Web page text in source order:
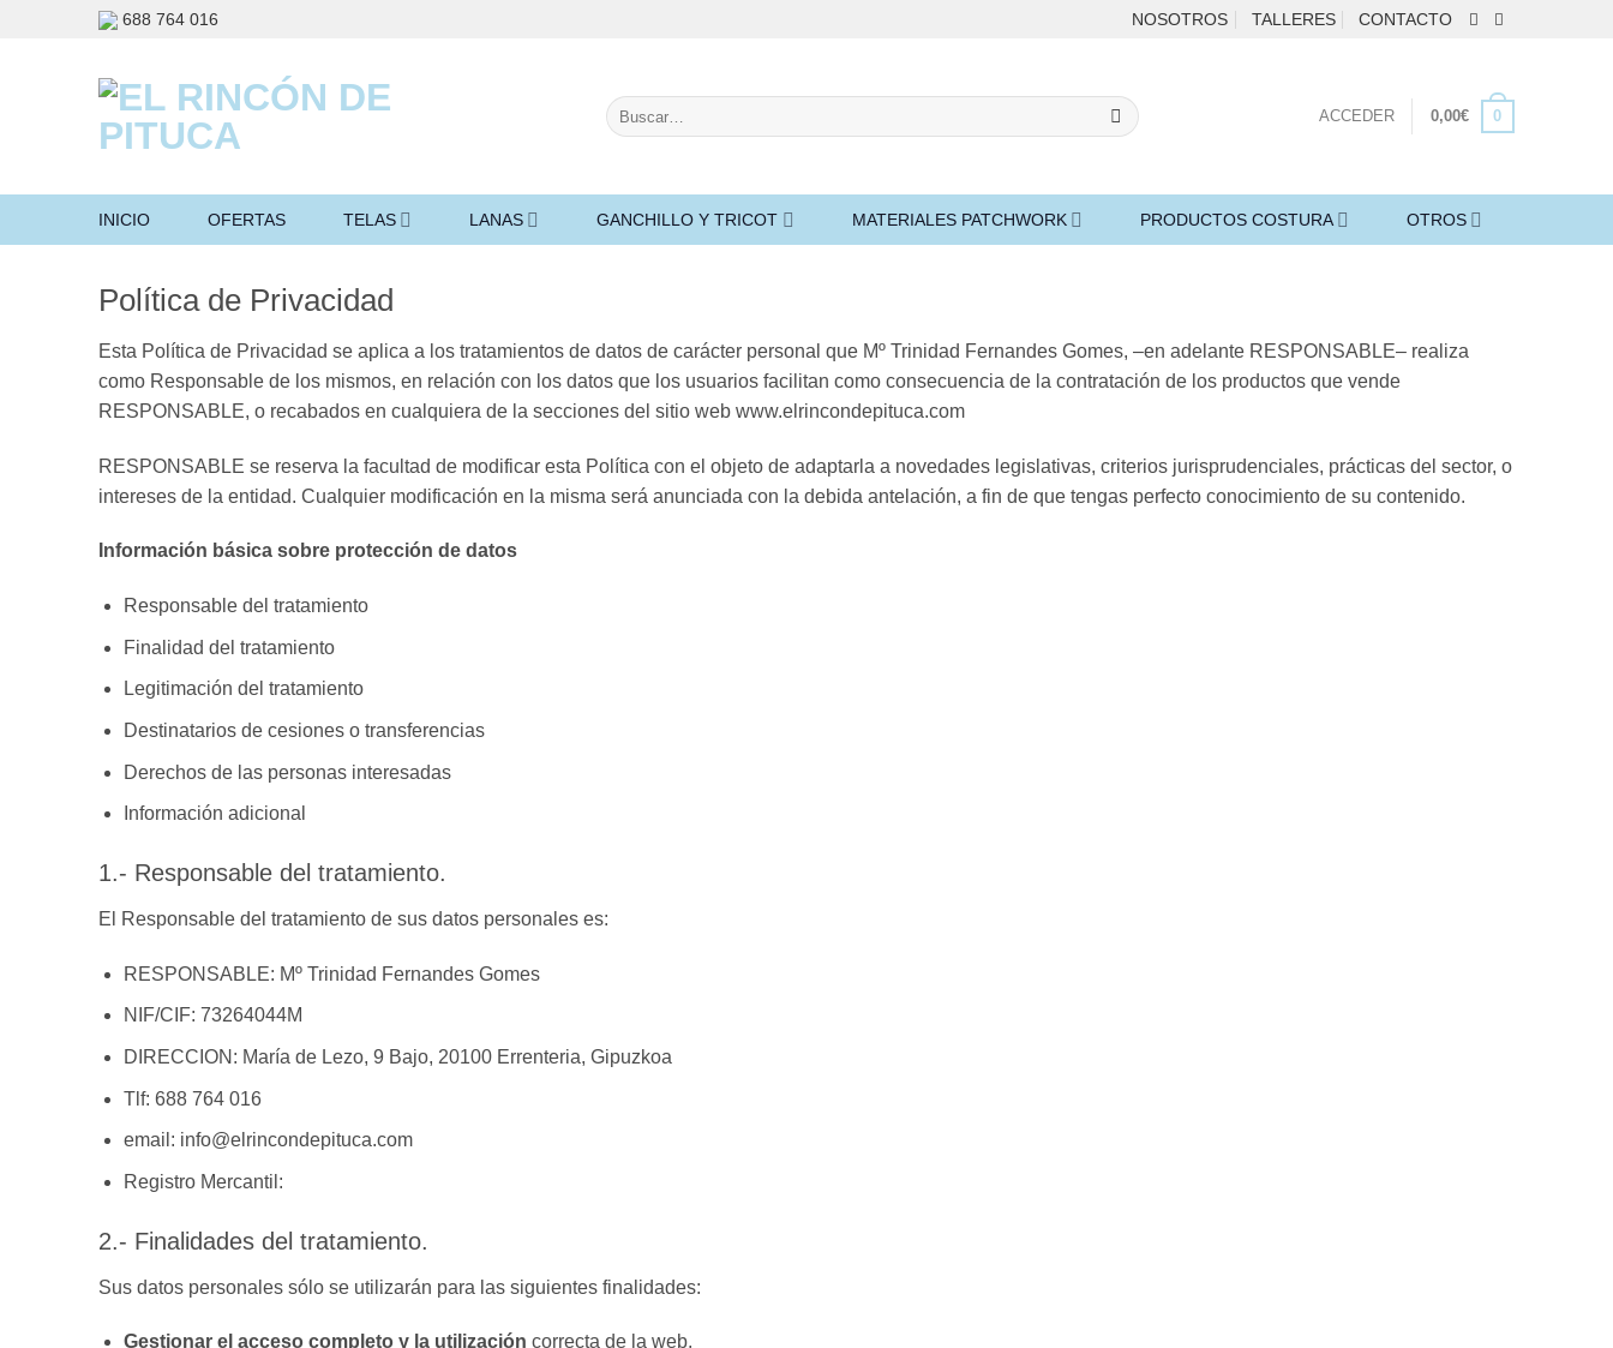
688 764 016 NOSOTROS TALLERES CONTACTO
Buscar
por:
ACCEDER 0,00€ 0
INICIO OFERTAS TELAS LANAS GANCHILLO Y TRICOT MATERIALES PATCHWORK PRODUCTOS COSTURA OTROS
Política de Privacidad
Esta Política de Privacidad se aplica a los tratamientos de datos de carácter personal que Mº Trinidad Fernandes Gomes, –en adelante RESPONSABLE– realiza
como Responsable de los mismos, en relación con los datos que los usuarios facilitan como consecuencia de la contratación de los productos que vende
RESPONSABLE, o recabados en cualquiera de la secciones del sitio web www.elrincondepituca.com
RESPONSABLE se reserva la facultad de modificar esta Política con el objeto de adaptarla a novedades legislativas, criterios jurisprudenciales, prácticas del sector, o
intereses de la entidad. Cualquier modificación en la misma será anunciada con la debida antelación, a fin de que tengas perfecto conocimiento de su contenido.
Información básica sobre protección de datos
Responsable del tratamiento
Finalidad del tratamiento
Legitimación del tratamiento
Destinatarios de cesiones o transferencias
Derechos de las personas interesadas
Información adicional
1.- Responsable del tratamiento.
El Responsable del tratamiento de sus datos personales es:
RESPONSABLE: Mº Trinidad Fernandes Gomes
NIF/CIF: 73264044M
DIRECCION: María de Lezo, 9 Bajo, 20100 Errenteria, Gipuzkoa
Tlf: 688 764 016
email: info@elrincondepituca.com
Registro Mercantil:
2.- Finalidades del tratamiento.
Sus datos personales sólo se utilizarán para las siguientes finalidades:
Gestionar el acceso completo y la utilización correcta de la web.